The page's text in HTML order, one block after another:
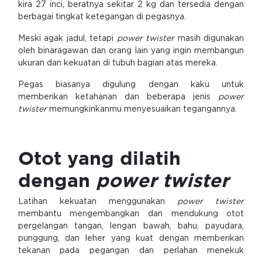
kira 27 inci, beratnya sekitar 2 kg dan tersedia dengan
berbagai tingkat ketegangan di pegasnya.
Meski agak jadul, tetapi power twister masih digunakan
oleh binaragawan dan orang lain yang ingin membangun
ukuran dan kekuatan di tubuh bagian atas mereka.
Pegas biasanya digulung dengan kaku untuk
memberikan ketahanan dan beberapa jenis power
twistermemungkinkanmu menyesuaikan tegangannya.
Otot yang dilatih
dengan power twister
Latihan kekuatan menggunakan power twister
membantu mengembangkan dan mendukung otot
pergelangan tangan, lengan bawah, bahu, payudara,
punggung, dan leher yang kuat dengan memberikan
tekanan pada pegangan dan perlahan menekuk